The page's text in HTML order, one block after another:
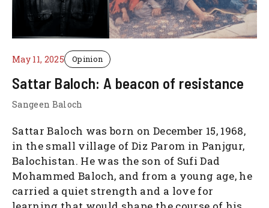
May 11, 2025 Opinion
Sattar Baloch: A beacon of resistance
Sangeen Baloch
Sattar Baloch was born on December 15, 1968,
in the small village of Diz Parom in Panjgur,
Balochistan. He was the son of Sufi Dad
Mohammed Baloch, and from a young age, he
carried a quiet strength and a love for